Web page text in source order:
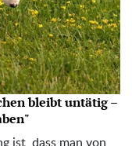
bleibt untätig –
ist, dass man von